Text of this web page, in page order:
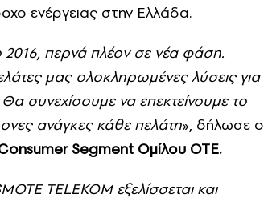
ενέργειας στην Ελλάδα.
περνά πλέον σε νέα φάση.
μας ολοκληρωμένες λύσεις για
συνεχίσουμε να επεκτείνουμε το
ανάγκες κάθε πελάτη», δήλωσε ο
Segment Ομίλου ΟΤΕ.
TELEKOM εξελίσσεται και